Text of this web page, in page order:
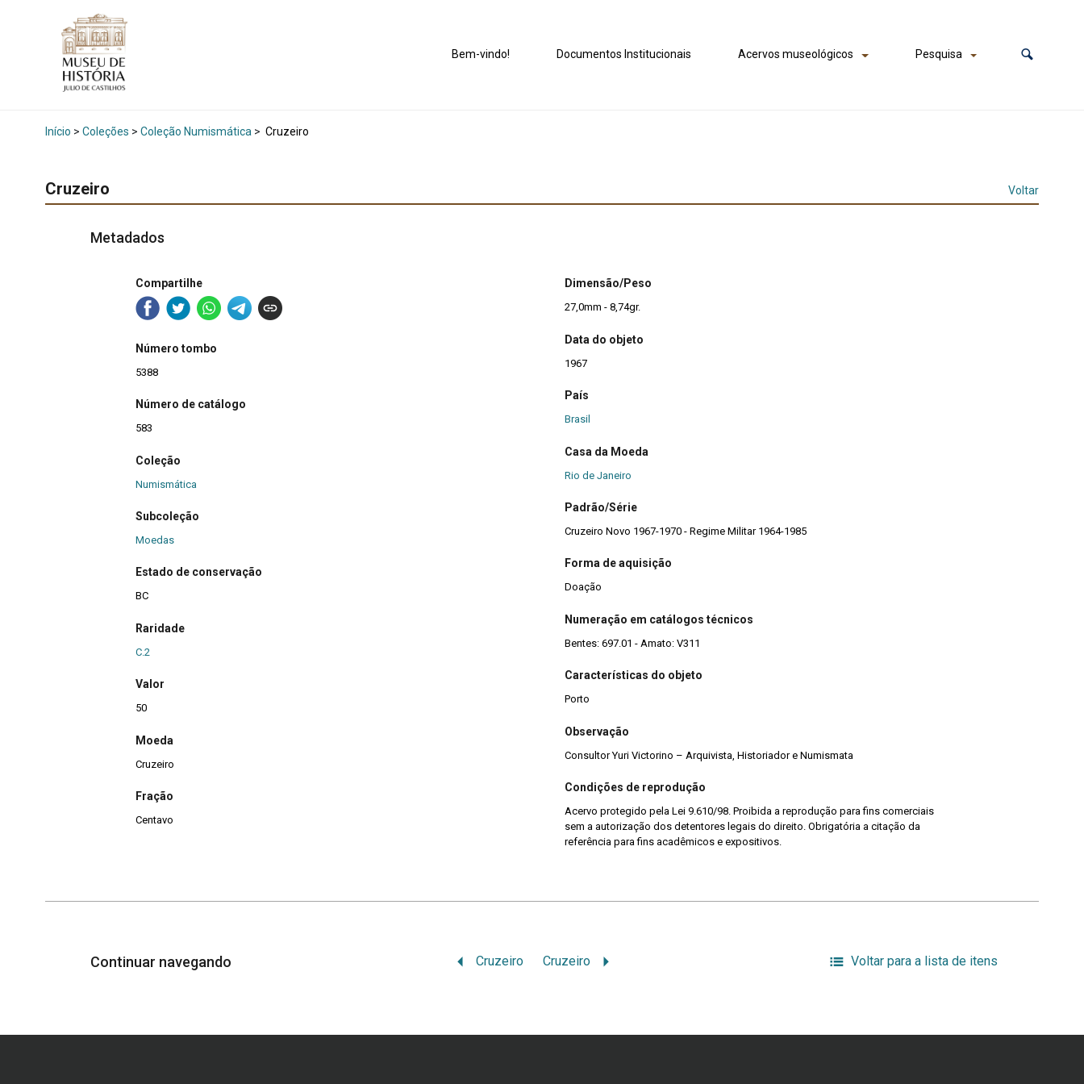
Bem-vindo! Documentos Institucionais Acervos museológicos Pesquisa
Início > Coleções > Coleção Numismática > Cruzeiro
Cruzeiro Voltar
Metadados
Compartilhe
Número tombo
5388
Número de catálogo
583
Coleção
Numismática
Subcoleção
Moedas
Estado de conservação
BC
Raridade
C.2
Valor
50
Moeda
Cruzeiro
Fração
Centavo
Dimensão/Peso
27,0mm - 8,74gr.
Data do objeto
1967
País
Brasil
Casa da Moeda
Rio de Janeiro
Padrão/Série
Cruzeiro Novo 1967-1970 - Regime Militar 1964-1985
Forma de aquisição
Doação
Numeração em catálogos técnicos
Bentes: 697.01 - Amato: V311
Características do objeto
Porto
Observação
Consultor Yuri Victorino – Arquivista, Historiador e Numismata
Condições de reprodução
Acervo protegido pela Lei 9.610/98. Proibida a reprodução para fins comerciais
sem a autorização dos detentores legais do direito. Obrigatória a citação da
referência para fins acadêmicos e expositivos.
Continuar navegando Cruzeiro Cruzeiro Voltar para a lista de itens